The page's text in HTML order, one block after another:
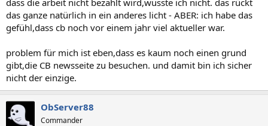
dass die arbeit nicht bezahlt wird,wusste ich nicht. das rückt
das ganze natürlich in ein anderes licht - ABER: ich habe das
gefühl,dass cb noch vor einem jahr viel aktueller war.
problem für mich ist eben,dass es kaum noch einen grund
gibt,die CB newsseite zu besuchen. und damit bin ich sicher
nicht der einzige.
ObServer88
Commander